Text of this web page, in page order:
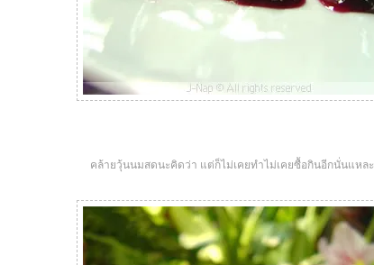
คล้ายวุ้นนมสดนะคิดว่า แต่ก็ไม่เคยทำไม่เคยซื้อกินอีกนั่นแหละ